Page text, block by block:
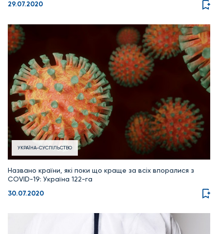
29.07.2020
УКРАЇНА-СУСПІЛЬСТВО
Названо країни, які поки що краще за всіх впоралися з
COVID-19: Україна 122-га
30.07.2020